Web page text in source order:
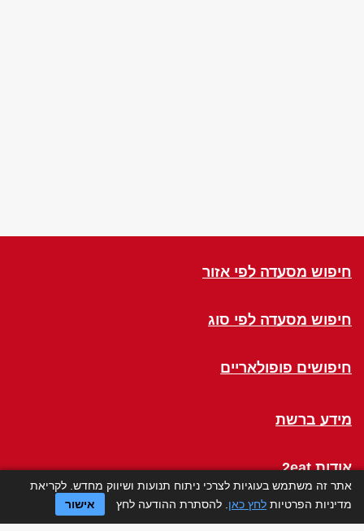
חיפוש מסעדה לפי אזור
חיפוש מסעדה לפי סוג
חיפושים פופולאריים
מידע ברשת
אודות 2eat
Click a Table
אתר זה משתמש בעוגיות לצרכי ניתוח תנועות ושיווק מחדש. לקריאת
מדיניות הפרטיות לחץ כאן . להסתרת ההודעה לחץ אישור